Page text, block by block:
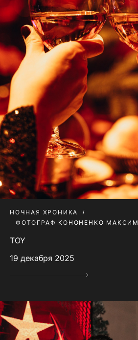
НОЧНАЯ ХРОНИКА
ФОТОГРАФ КОНОНЕНКО МАКСИМ
TOY
19 декабря 2025